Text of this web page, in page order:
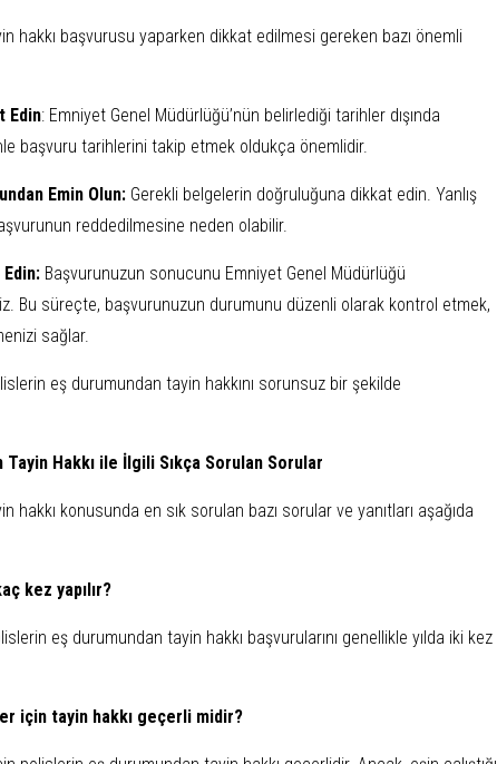
hakkı başvurusu yaparken dikkat edilmesi gereken bazı önemli
Edin: Emniyet Genel Müdürlüğü’nün belirlediği tarihler dışında
başvuru tarihlerini takip etmek oldukça önemlidir.
Emin Olun: Gerekli belgelerin doğruluğuna dikkat edin. Yanlış
reddedilmesine neden olabilir.
Edin: Başvurunuzun sonucunu Emniyet Genel Müdürlüğü
Bu süreçte, başvurunuzun durumunu düzenli olarak kontrol etmek,
sağlar.
eş durumundan tayin hakkını sorunsuz bir şekilde
Tayin Hakkı ile İlgili Sıkça Sorulan Sorular
hakkı konusunda en sık sorulan bazı sorular ve yanıtları aşağıda
kez yapılır?
eş durumundan tayin hakkı başvurularını genellikle yılda iki kez
için tayin hakkı geçerli midir?